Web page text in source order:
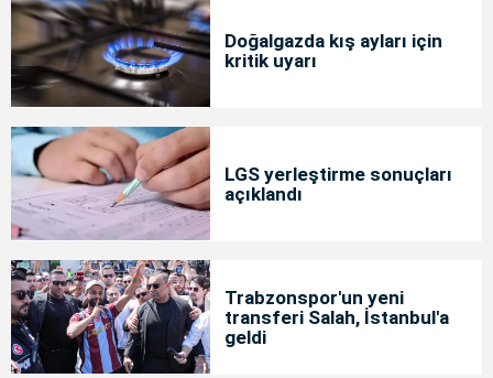
Doğalgazda kış ayları için
kritik uyarı
LGS yerleştirme sonuçları
açıklandı
Trabzonspor'un yeni
transferi Salah, İstanbul'a
geldi